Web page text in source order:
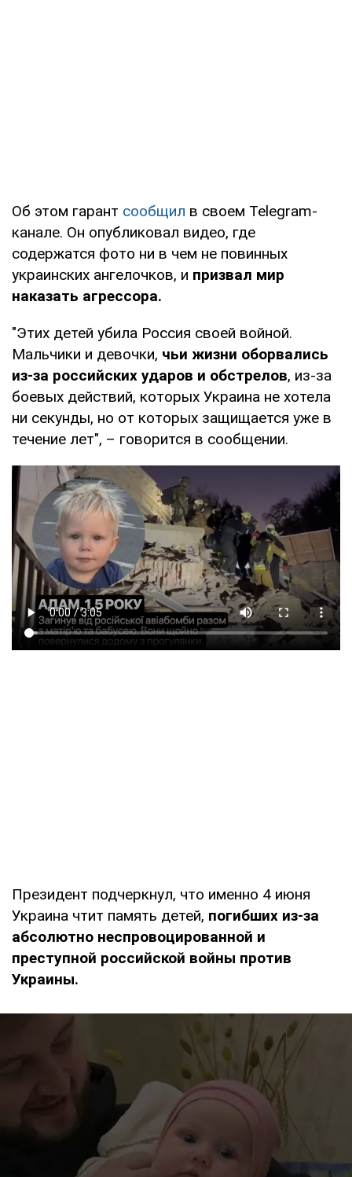
Об этом гарант сообщил в своем Telegram-
канале. Он опубликовал видео, где
содержатся фото ни в чем не повинных
украинских ангелочков, и призвал мир
наказать агрессора.
"Этих детей убила Россия своей войной.
Мальчики и девочки, чьи жизни оборвались
из-за российских ударов и обстрелов, из-за
боевых действий, которых Украина не хотела
ни секунды, но от которых защищается уже в
течение лет", – говорится в сообщении.
Президент подчеркнул, что именно 4 июня
Украина чтит память детей, погибших из-за
абсолютно неспровоцированной и
преступной российской войны против
Украины.